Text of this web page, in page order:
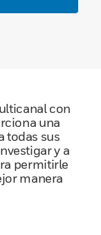
con
una
todas sus
y a
permitirle
manera